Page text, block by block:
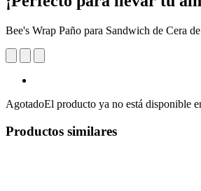
Bee's Wrap Paño para Sandwich de Cera
AgotadoEl producto ya no está disponible
Productos similares